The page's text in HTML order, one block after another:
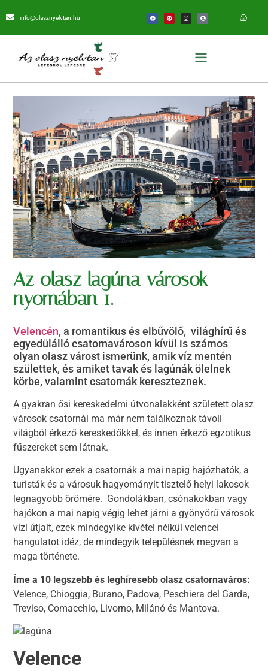
info@olasznyelvtan.hu
Az olasz lagúna városok
nyomában 1.
Velencén, a romantikus és elbűvölő, világhírű és
egyedülálló csatornavároson kívül is számos
olyan olasz várost ismerünk, amik víz mentén
születtek, és amiket tavak és lagúnák ölelnek
körbe, valamint csatornák kereszteznek.
A gyakran ősi kereskedelmi útvonalakként született olasz
városok csatornái ma már nem találkoznak távoli
világból érkező kereskedőkkel, és innen érkező egzotikus
fűszereket sem látnak.
Ugyanakkor ezek a csatornák a mai napig hajózhatók, a
turisták és a városuk hagyományit tisztelő helyi lakosok
legnagyobb örömére. Gondolákban, csónakokban vagy
hajókon a mai napig végig lehet járni a gyönyörű városok
vízi útjait, ezek mindegyike kivétel nélkül velencei
hangulatot idéz, de mindegyik településnek megvan a
maga története.
Íme a 10 legszebb és leghíresebb olasz csatornaváros:
Velence, Chioggia, Burano, Padova, Peschiera del Garda,
Treviso, Comacchio, Livorno, Milánó és Mantova.
Velence